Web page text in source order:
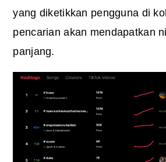
yang diketikkan pengguna di
pencarian akan mendapatkan
panjang.